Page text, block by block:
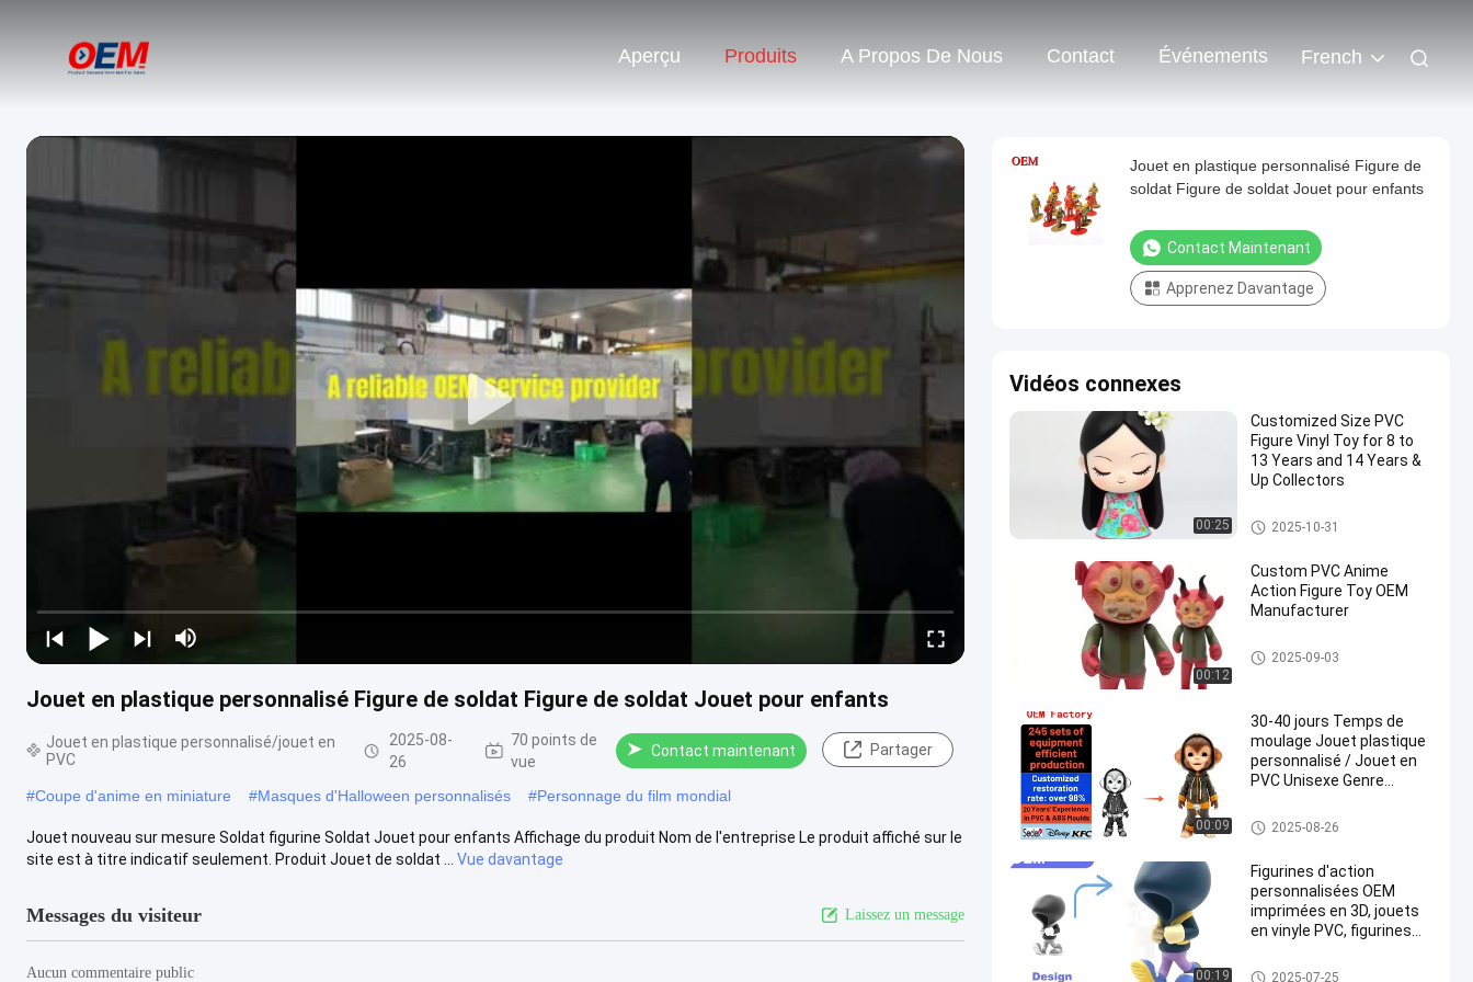
Aperçu Produits A Propos De Nous Contact Événements French
Jouet en plastique personnalisé Figure de soldat Figure de soldat Jouet pour enfants
Jouet en plastique personnalisé/jouet en
PVC
2025-08-
26
70 points de
vue
Contact maintenant Partager
#Coupe d'anime en miniature #Masques d'Halloween personnalisés #Personnage du film mondial
Jouet nouveau sur mesure Soldat figurine Soldat Jouet pour enfants Affichage du produit Nom de l'entreprise Le produit affiché sur le
site est à titre indicatif seulement. Produit Jouet de soldat ...
Vue davantage
Messages du visiteur Laissez un message
Aucun commentaire public
Jouet en plastique personnalisé Figure de
soldat Figure de soldat Jouet pour enfants
Contact Maintenant
Apprenez Davantage
Vidéos connexes
00:25
Customized Size PVC
Figure Vinyl Toy for 8 to
13 Years and 14 Years &
Up Collectors
Jouet en plastique personnali
sé/jouet en PVC
2025-10-31
00:12
Custom PVC Anime
Action Figure Toy OEM
Manufacturer
Jouet en plastique personnali
sé/jouet en PVC
2025-09-03
00:09
30-40 jours Temps de
moulage Jouet plastique
personnalisé / Jouet en
PVC Unisexe Genre
Jouet en plastique personnali
sé/jouet en PVC
2025-08-26
00:19
Figurines d'action
personnalisées OEM
imprimées en 3D, jouets
en vinyle PVC, figurines
personnalisable
Jouet en plastique personnali
2025-07-25